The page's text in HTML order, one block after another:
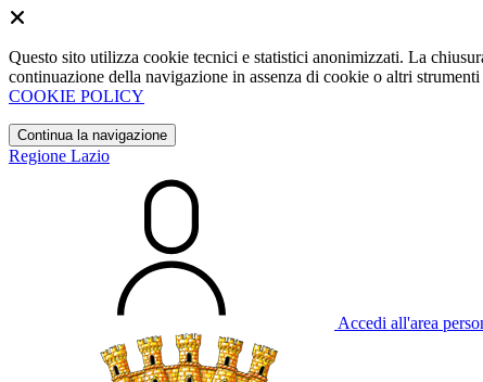
Questo sito utilizza cookie tecnici e statistici anonimizzati. La
continuazione della navigazione in assenza di cookie o altri
COOKIE POLICY
Continua la navigazione
Regione Lazio
Accedi all'area